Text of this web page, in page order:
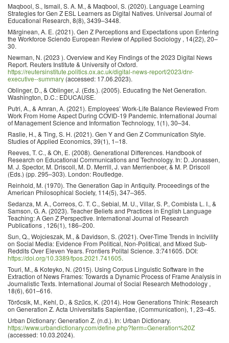
Maqbool, S., Ismail, S. A. M., & Maqbool, S. (2020). Language Learning
Strategies for Gen Z ESL Learners as Digital Natives. Universal Journal of
Educational Research, 8(8), 3439–3448.
Mărginean, A. E. (2021). Gen Z Perceptions and Expectations upon Entering
the Workforce Sciendo European Review of Applied Sociology , 14(22), 20–
30.
Newman, N. (2023 ). Overview and Key Findings of the 2023 Digital News
Report. Reuters Institute & University of Oxford.
https://reutersinstitute.politics.ox.ac.uk/digital-news-report/2023/dnr-
executive--summary (accessed: 17.06.2023).
Oblinger, D., & Oblinger, J. (Eds.). (2005). Educating the Net Generation.
Washington, D.C.: EDUCAUSE.
Putri, A., & Amran, A. (2021). Employees’ Work-Life Balance Reviewed From
Work From Home Aspect During COVID-19 Pandemic. International Journal
of Management Science and Information Technology, 1(1), 30–34.
Raslie, H., & Ting, S. H. (2021). Gen Y and Gen Z Communication Style.
Studies of Applied Economics, 39(1), 1–18.
Reeves, T. C., & Oh, E. (2008). Generational Differences. Handbook of
Research on Educational Communications and Technology. In: D. Jonassen,
M. J. Spector, M. Driscoll, M. D. Merrill, J. van Merrienboer, & M. P. Driscoll
(Eds.) (pp. 295–303). London: Routledge.
Reinhold, M. (1970). The Generation Gap in Antiquity. Proceedings of the
American Philosophical Society, 114(5), 347–365.
Sedanza, M. A., Correos, C. T. C., Sebial, M. U., Villar, S. P., Combista L. I., &
Samson, G. A. (2023). Teacher Beliefs and Practices in English Language
Teaching: A Gen Z Perspective. International Journal of Research
Publications , 126(1), 186–200.
Sun, Q., Wojcieszak, M., & Davidson, S. (2021). Over-Time Trends in Incivility
on Social Media: Evidence From Political, Non-Political, and Mixed Sub-
Reddits Over Eleven Years. Frontiers Polital Science. 3:741605. DOI:
https://doi.org/10.3389/fpos.2021.741605.
Touri, M., & Koteyko, N. (2015). Using Corpus Linguistic Software in the
Extraction of News Frames: Towards a Dynamic Process of Frame Analysis in
Journalistic Texts. International Journal of Social Research Methodology ,
18(6), 601–616.
Törőcsik, M., Kehl, D., & Szűcs, K. (2014). How Generations Think: Research
on Generation Z. Acta Universitatis Sapientiae, (Communication), 1, 23–45.
Urban Dictionary: Generation Z. (n.d.). In: Urban Dictionary.
https://www.urbandictionary.com/define.php?term=Generation%20Z
(accessed: 10.03.2024).